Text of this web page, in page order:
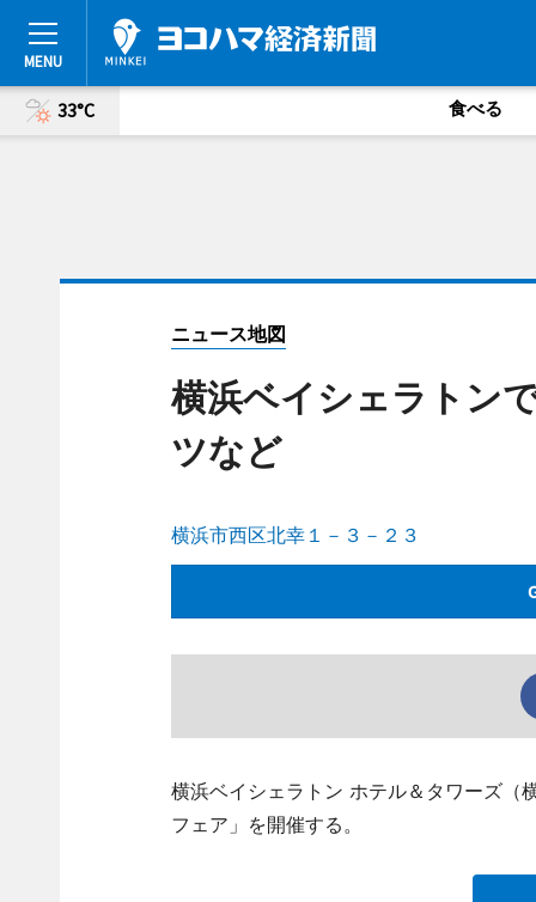
33°C 食べる
ニュース地図
横浜ベイシェラトン
ツなど
横浜市西区北幸１－３－２３
横浜ベイシェラトン ホテル＆タワーズ（
フェア」を開催する。